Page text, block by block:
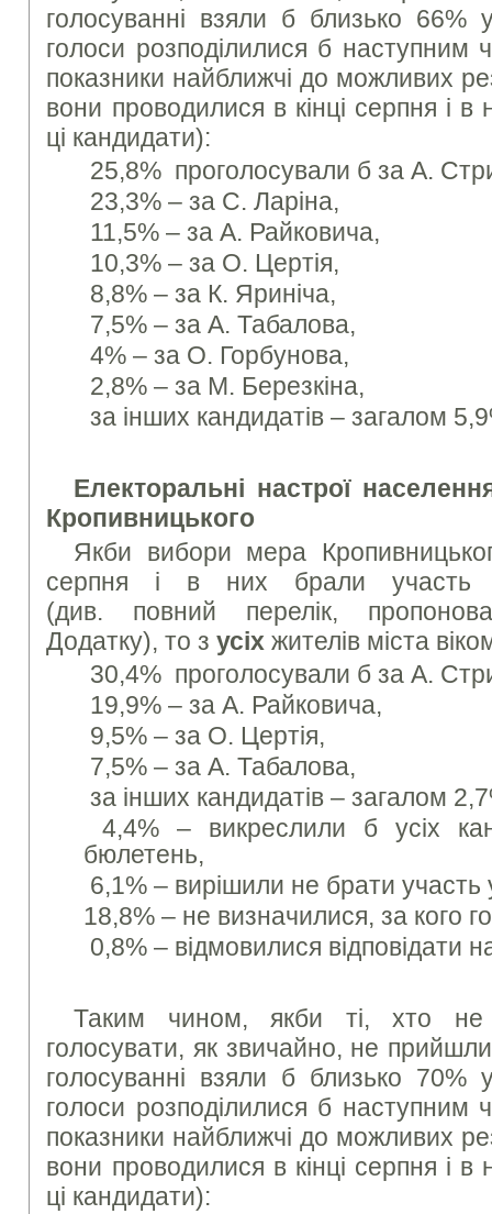
голосуванні взяли б близько 66%
голоси розподілилися б наступним
показники найближчі до можливих
вони проводилися в кінці серпня і
ці кандидати):
25,8% проголосували б за А.
23,3% – за С. Ларіна,
11,5% – за А. Райковича,
10,3% – за О. Цертія,
8,8% – за К. Яриніча,
7,5% – за А. Табалова,
4% – за О. Горбунова,
2,8% – за М. Березкіна,
за інших кандидатів – загалом
Електоральні настрої
Кропивницького
Якби вибори мера
серпня і в них брали участь
(див. повний перелік,
Додатку), то зусіх жителів міста
30,4% проголосували б за А.
19,9% – за А. Райковича,
9,5% – за О. Цертія,
7,5% – за А. Табалова,
за інших кандидатів – загалом
4,4% – викреслили б усіх
бюлетень,
6,1% – вирішили не брати участь
18,8% – не визначилися, за кого
0,8% – відмовилися відповідати
Таким чином, якби ті, хто не
голосувати, як звичайно, не
голосуванні взяли б близько 70%
голоси розподілилися б наступним
показники найближчі до можливих
вони проводилися в кінці серпня і
ці кандидати):